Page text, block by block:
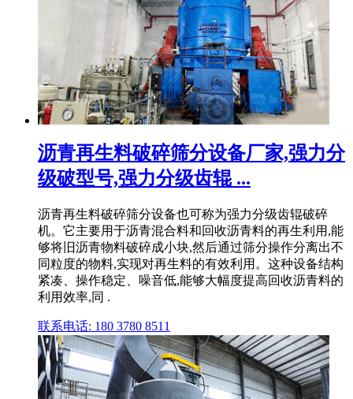
沥青再生料破碎筛分设备厂家,强力分
级破型号,强力分级齿辊 ...
沥青再生料破碎筛分设备也可称为强力分级齿辊破碎
机。它主要用于沥青混合料和回收沥青料的再生利用,能
够将旧沥青物料破碎成小块,然后通过筛分操作分离出不
同粒度的物料,实现对再生料的有效利用。这种设备结构
紧凑、操作稳定、噪音低,能够大幅度提高回收沥青料的
利用效率,同 .
联系电话: 180 3780 8511